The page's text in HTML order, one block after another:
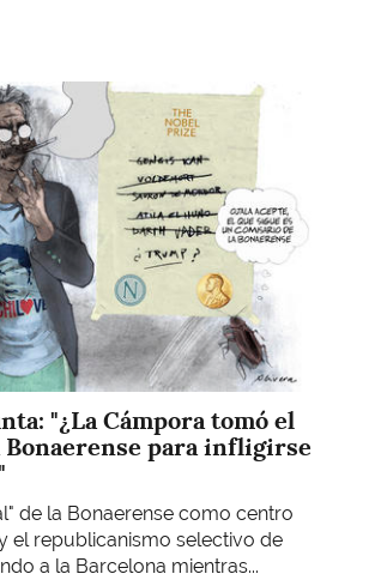
"¿La Cámpora tomó el
Bonaerense para infligirse
de la Bonaerense como centro
el republicanismo selectivo de
a la Barcelona mientras...